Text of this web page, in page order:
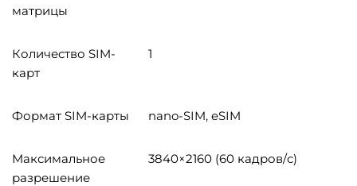
матрицы
Количество SIM-
карт
1
Формат SIM-карты nano-SIM, eSIM
Максимальное
разрешение
3840×2160 (60 кадров/с)